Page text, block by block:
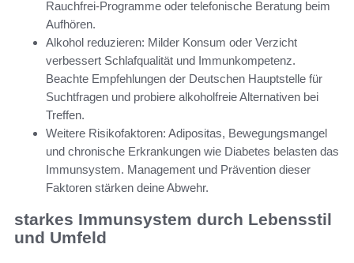
Rauchfrei-Programme oder telefonische Beratung beim
Aufhören.
Alkohol reduzieren: Milder Konsum oder Verzicht
verbessert Schlafqualität und Immunkompetenz.
Beachte Empfehlungen der Deutschen Hauptstelle für
Suchtfragen und probiere alkoholfreie Alternativen bei
Treffen.
Weitere Risikofaktoren: Adipositas, Bewegungsmangel
und chronische Erkrankungen wie Diabetes belasten das
Immunsystem. Management und Prävention dieser
Faktoren stärken deine Abwehr.
starkes Immunsystem durch Lebensstil
und Umfeld